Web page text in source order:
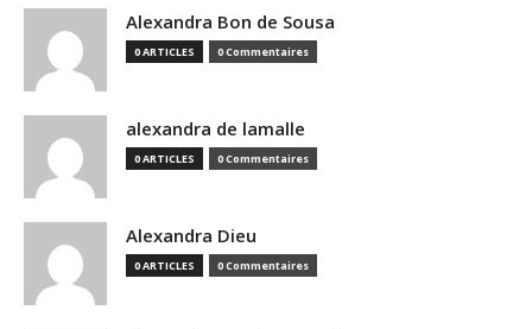
Alexandra Bon de Sousa
0 ARTICLES 0 Commentaires
alexandra de lamalle
0 ARTICLES 0 Commentaires
Alexandra Dieu
0 ARTICLES 0 Commentaires